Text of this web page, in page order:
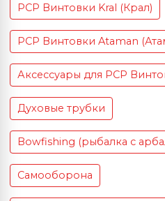
PCP Винтовки Kral (Крал)
PCP Винтовки Ataman
Аксессуары для PCP
Духовые трубки
Bowfishing (рыбалка с
Самооборона